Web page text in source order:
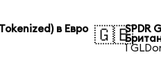
в Евро 🇬🇧SPDR
1